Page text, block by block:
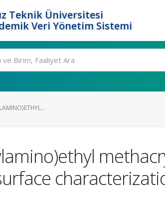
Teknik Üniversitesi
Veri Yönetim Sistemi